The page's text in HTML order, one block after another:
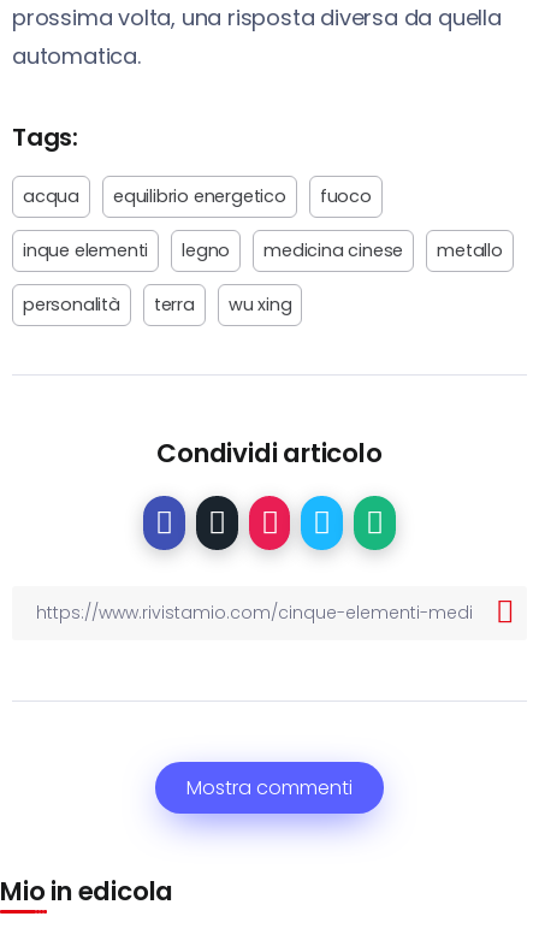
prossima volta, una risposta diversa da quella
automatica.
Tags:
acqua equilibrio energetico fuoco
inque elementi legno medicina cinese metallo
personalità terra wu xing
Condividi articolo
Mostra commenti
Mio in edicola